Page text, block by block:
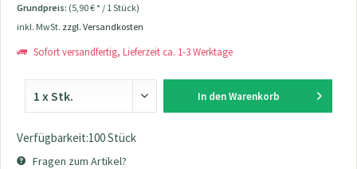
Grundpreis: (5,90 € * / 1 Stück)
inkl. MwSt. zzgl. Versandkosten
Sofort versandfertig, Lieferzeit ca. 1-3 Werktage
In den Warenkorb
Verfügbarkeit:100 Stück
Fragen zum Artikel?